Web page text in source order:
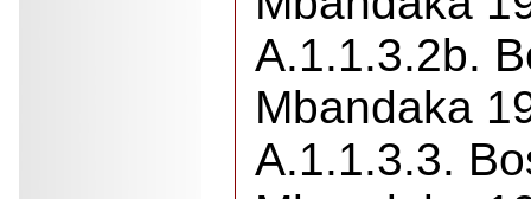
A.1.1.3.2b.
Mbandaka
A.1.1.3.3.